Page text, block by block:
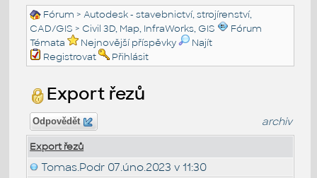
Fórum >Autodesk - stavebnictví, strojírenství,
CAD/GIS > Civil 3D, Map, InfraWorks, GIS
Fórum
Témata
Nejnovější příspěvky
Najít
Registrovat
Přihlásit
Export řezů
Odpovědět archiv
Export řezů
Tomas.Podr 07.úno.2023 v 11:30